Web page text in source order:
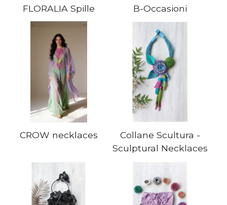
FLORALIA Spille B-Occasioni
CROW necklaces
Collane Scultura -
Sculptural Necklaces